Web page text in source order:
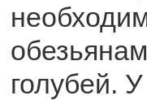
голубей.